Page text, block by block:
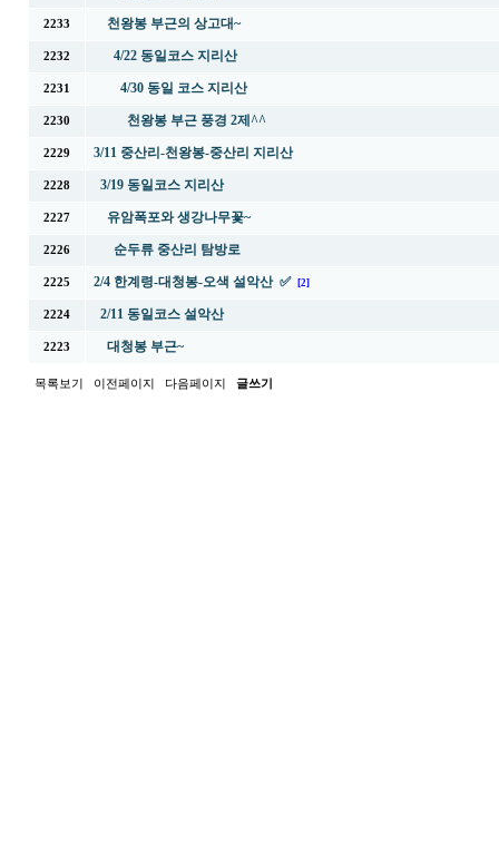
2233 천왕봉 부근의 상고대~
2232 4/22 동일코스 지리산
2231 4/30 동일 코스 지리산
2230 천왕봉 부근 풍경 2제^^
2229 3/11 중산리-천왕봉-중산리 지리산
2228 3/19 동일코스 지리산
2227 유암폭포와 생강나무꽃~
2226 순두류 중산리 탐방로
2225 2/4 한계령-대청봉-오색 설악산 ✅ [2]
2224 2/11 동일코스 설악산
2223 대청봉 부근~
목록보기 이전페이지 다음페이지 글쓰기